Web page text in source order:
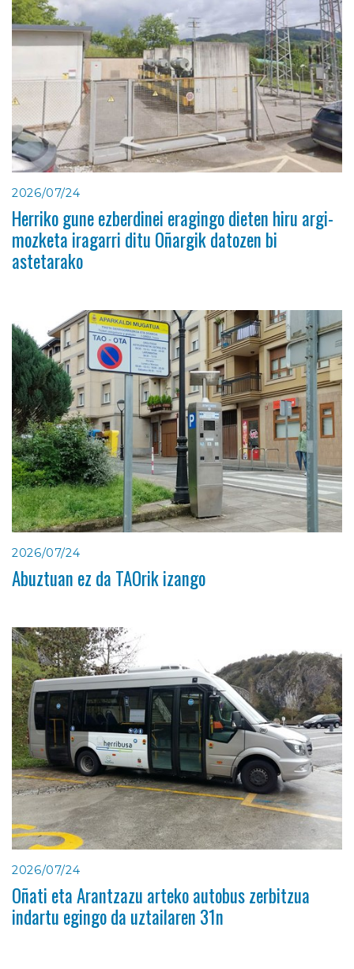
2026/07/24
Herriko gune ezberdinei eragingo dieten hiru argi-
mozketa iragarri ditu Oñargik datozen bi
astetarako
2026/07/24
Abuztuan ez da TAOrik izango
2026/07/24
Oñati eta Arantzazu arteko autobus zerbitzua
indartu egingo da uztailaren 31n